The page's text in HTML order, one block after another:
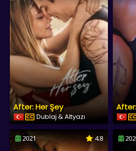
After: Her Şey
Dublaj & Altyazı
2021 4.8